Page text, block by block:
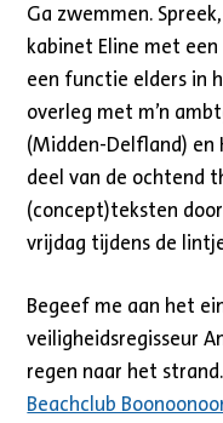
Ga zwemmen.
kabinet Eline met
een functie elders in
overleg met m’n
(Midden-Delfland) en
deel van de ochtend
(concept)teksten
vrijdag tijdens de
Begeef me aan het
veiligheidsregisseur
regen naar het
Beachclub